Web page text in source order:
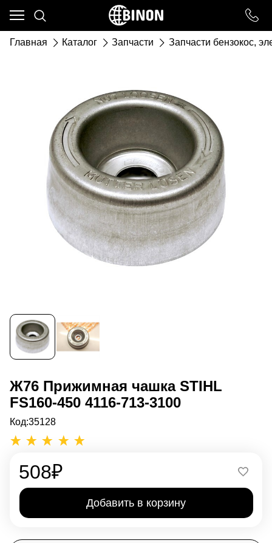
Главная Каталог Запчасти Запчасти бензокос,
Ж76 Прижимная чашка STIHL
FS160-450 4116-713-3100
Код:35128
508₽
Добавить в корзину
Ваш город - ст. Каневская,
угадали?
ДА НЕТ